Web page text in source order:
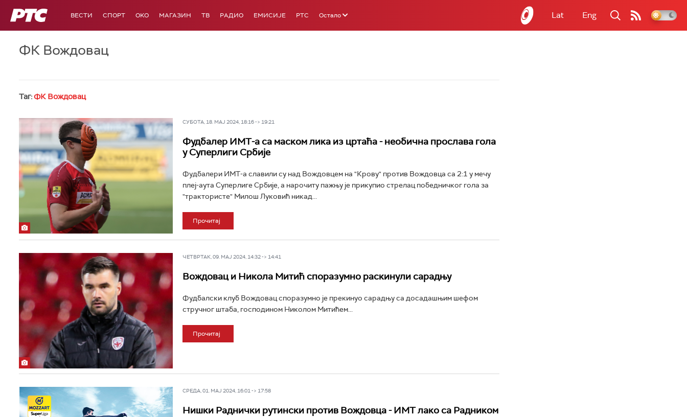
РТС ВЕСТИ СПОРТ OKO МАГАЗИН ТВ РАДИО ЕМИСИЈЕ РТС Остало Lat Eng
ФК Вождовац
Таг:ФК Вождовац
СУБОТА, 18. МАЈ 2024, 18:16 -> 19:21
Фудбалер ИМТ-а са маском лика из цртаћа - необична прослава гола
у Суперлиги Србије
Фудбалери ИМТ-а славили су над Вождовцем на "Крову" против Вождовца са 2:1 у мечу
плеј-аута Суперлиге Србије, а нарочиту пажњу је прикупио стрелац победничког гола за
"трактористе" Милош Луковић никад...
Прочитај
ЧЕТВРТАК, 09. МАЈ 2024, 14:32 -> 14:41
Вождовац и Никола Митић споразумно раскинули сарадњу
Фудбалски клуб Вождовац споразумно је прекинуо сарадњу са досадашњим шефом
стручног штаба, господином Николом Митићем...
Прочитај
СРЕДА, 01. МАЈ 2024, 16:01 -> 17:58
Нишки Раднички рутински против Вождовца - ИМТ лако са Радником